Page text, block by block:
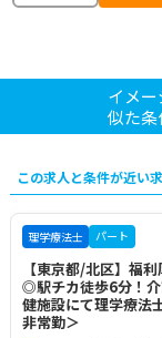
イメ
似た条
この求人と条件が近い
理学療法士 パート
【東京都/北区】福
◎駅チカ徒歩6分！
健施設にて理学療法
非常勤＞